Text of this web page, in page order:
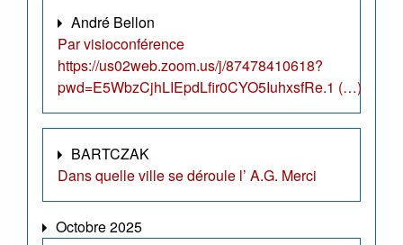
André Bellon
Par visioconférence
https://us02web.zoom.us/j/87478410618?
pwd=E5WbzCjhLIEpdLfir0CYO5IuhxsfRe.1 (…)
BARTCZAK
Dans quelle ville se déroule l’ A.G. Merci
Octobre 2025